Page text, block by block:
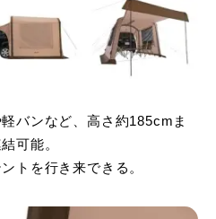
バンなど、高さ約185cmま
可能。
トを行き来できる。